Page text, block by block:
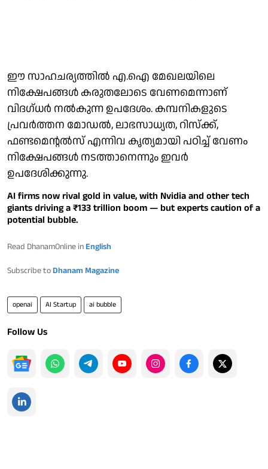
ഈ സാഹചര്യത്തില്‍ എ.ഐ മേഖലയിലെ
നിക്ഷേപങ്ങള്‍ കരുതലോടെ വേണമെന്നാണ്
വിദഗ്ധര്‍ നല്‍കുന്ന ഉപദേശം. കമ്പനികളുടെ
പ്രവര്‍ത്തന മോഡല്‍, ലാഭസാധ്യത, റിസ്‌ക്ക്,
ഫണ്ടമെന്റല്‍സ് എന്നിവ കൃത്യമായി പഠിച്ച് വേണം
നിക്ഷേപങ്ങള്‍ നടത്താനെന്നും ഇവര്‍
ഉപദേശിക്കുന്നു.
AI firms now rival gold in value, with Nvidia and other tech
giants driving a ₹133 trillion boom — but experts caution of a
potential bubble.
Read DhanamOnline in English
Subscribe to Dhanam Magazine
openai AI Startup ai bubble
Follow Us